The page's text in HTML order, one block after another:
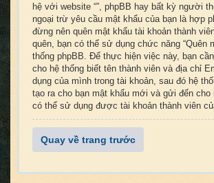
hệ với website “”, phpBB hay bất kỳ người
ngoại trừ yêu cầu mật khẩu của bạn là hợp
đừng nên quên mật khẩu tài khoản thành
quên, bạn có thể sử dụng chức năng “Quên
thống phpBB. Để thực hiện việc này, bạn
cho hệ thống biết tên thành viên và địa chỉ
dụng của mình trong tài khoản, sau đó hệ
tạo ra cho bạn mật khẩu mới và gửi đến cho
có thể sử dụng được tài khoản thành viên
Quay về trang trước